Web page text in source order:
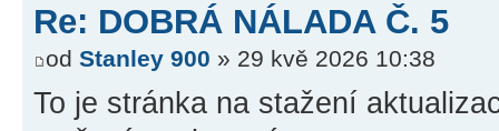
Re: DOBRÁ NÁLADA Č. 5
od Stanley 900 » 29 kvě 2026 10:38
To je stránka na stažení